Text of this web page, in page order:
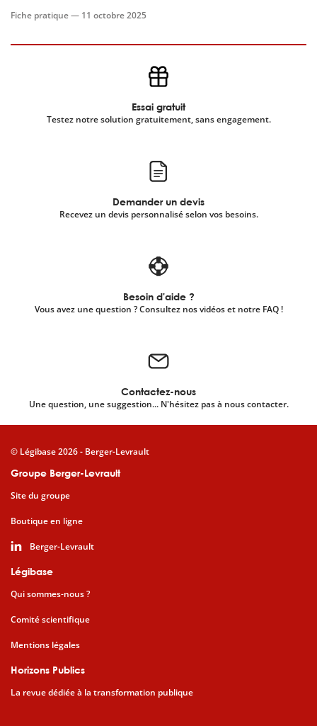
saisine et les cas pour lesquels cet avis est obligatoire sont
Fiche pratique — 11 octobre 2025
Essai gratuit
Testez notre solution gratuitement, sans engagement.
Demander un devis
Recevez un devis personnalisé selon vos besoins.
Besoin d'aide ?
Vous avez une question ? Consultez nos vidéos et notre FAQ !
Contactez-nous
Une question, une suggestion... N'hésitez pas à nous contacter.
Groupe Berger-Levrault
Site du groupe
Boutique en ligne
Berger-Levrault
Légibase
Qui sommes-nous ?
Comité scientifique
Mentions légales
Horizons Publics
La revue dédiée à la transformation publique
© Légibase 2026 - Berger-Levrault